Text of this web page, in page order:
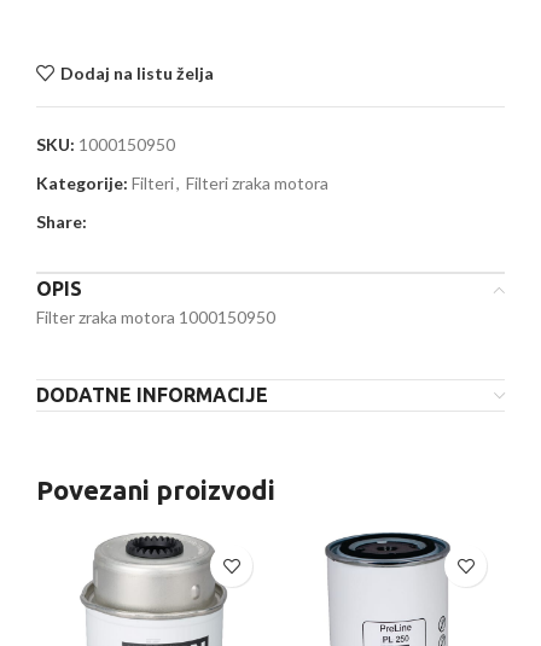
Dodaj na listu želja
SKU: 1000150950
Kategorije: Filteri, Filteri zraka motora
Share:
OPIS
Filter zraka motora 1000150950
DODATNE INFORMACIJE
Povezani proizvodi